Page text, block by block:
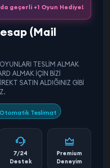
geçerli +1 Oyun Hediye!
(Mail
TESLİM ALMAK
ALMAK İÇİN BİZİ
SATIN ALDIĞINIZ GİBİ
Otomatik Teslimat
7/24
Destek
Premium
Deneyim